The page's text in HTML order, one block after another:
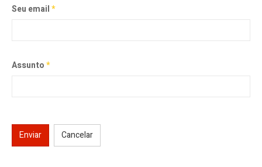
Seu email*
Assunto*
Enviar Cancelar